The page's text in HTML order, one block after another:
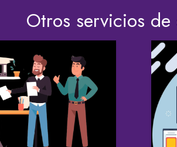
Otros servicios